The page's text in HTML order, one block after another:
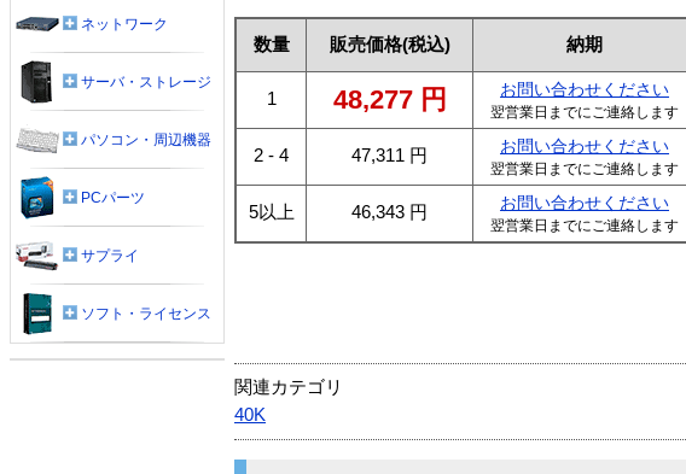
数量 販売価格(税込) 納期
1 48,277 円 お問い合わせください
翌営業日までにご連絡します
2 - 4 47,311 円 お問い合わせください
翌営業日までにご連絡します
5以上 46,343 円 お問い合わせください
翌営業日までにご連絡します
関連カテゴリ
40K
ネットワーク
サーバ・ストレージ
パソコン・周辺機器
PCパーツ
サプライ
ソフト・ライセンス